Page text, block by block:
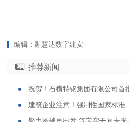
编辑：融慧达数字建安
推荐新闻